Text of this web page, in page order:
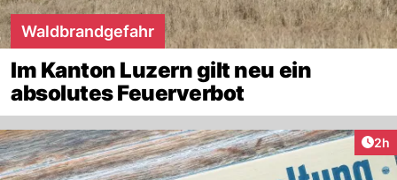
Waldbrandgefahr
Im Kanton Luzern gilt neu ein
absolutes Feuerverbot
2h